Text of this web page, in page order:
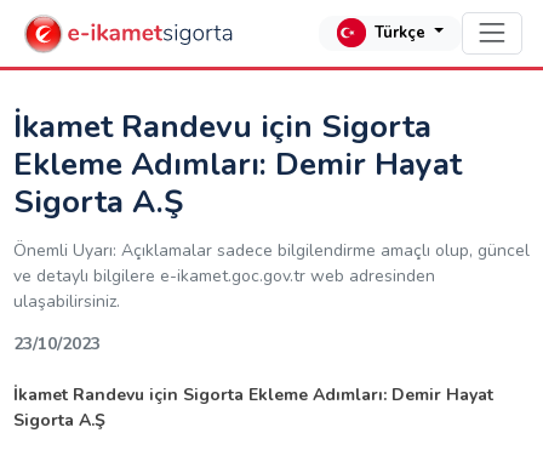
Türkçe
İkamet Randevu için Sigorta
Ekleme Adımları: Demir Hayat
Sigorta A.Ş
Önemli Uyarı: Açıklamalar sadece bilgilendirme amaçlı olup, güncel
ve detaylı bilgilere e-ikamet.goc.gov.tr web adresinden
ulaşabilirsiniz.
23/10/2023
İkamet Randevu için Sigorta Ekleme Adımları: Demir Hayat
Sigorta A.Ş